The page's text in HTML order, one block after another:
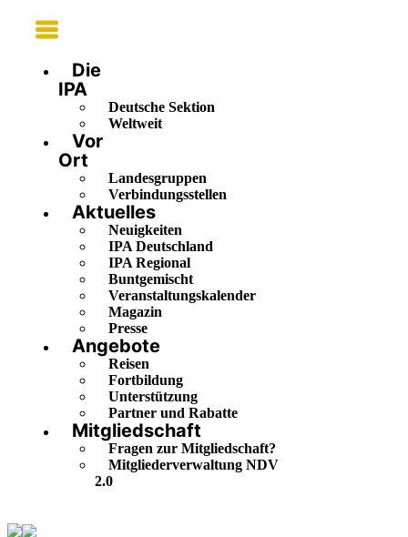
Main
Menu
Die
IPA
Deutsche Sektion
Weltweit
Vor
Ort
Landesgruppen
Verbindungsstellen
Aktuelles
Neuigkeiten
IPA Deutschland
IPA Regional
Buntgemischt
Veranstaltungskalender
Magazin
Presse
Angebote
Reisen
Fortbildung
Unterstützung
Partner und Rabatte
Mitgliedschaft
Fragen zur Mitgliedschaft?
Mitgliederverwaltung NDV
2.0